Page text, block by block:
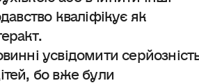
кваліфікує як
усвідомити
бо вже були